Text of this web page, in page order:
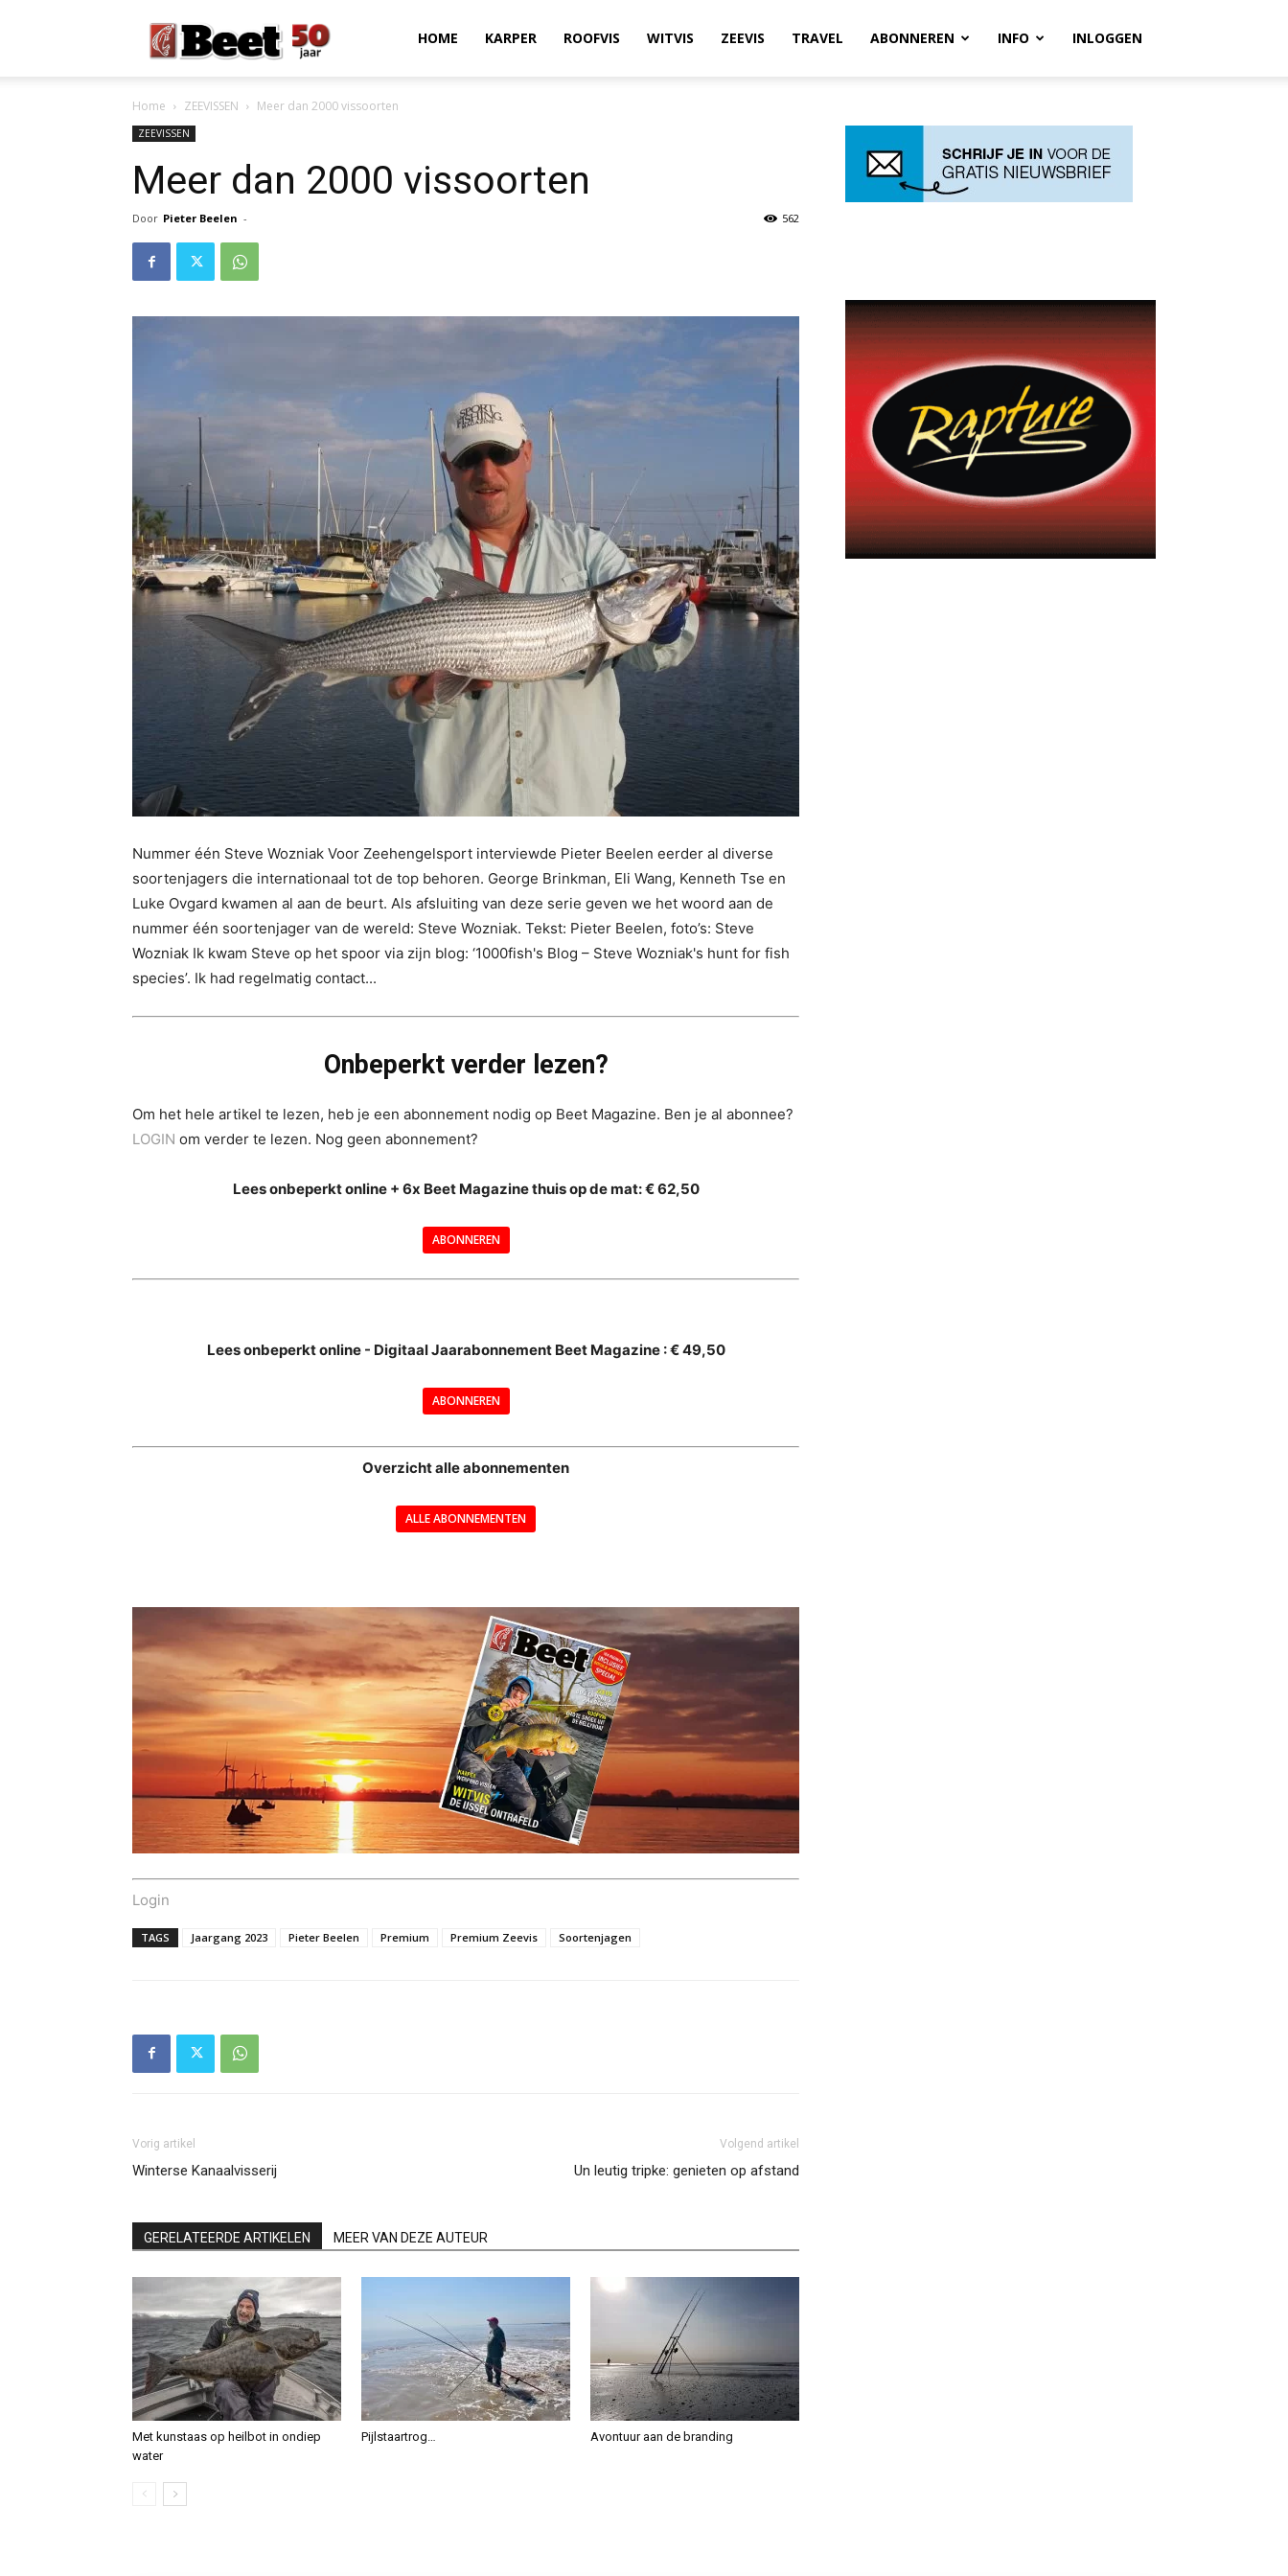
Magazine
HOME KARPER ROOFVIS WITVIS ZEEVIS TRAVEL ABONNEREN INFO INLOGGEN
Home ZEEVISSEN Meer dan 2000 vissoorten
ZEEVISSEN
Meer dan 2000 vissoorten
Door Pieter Beelen - 562
Nummer één Steve Wozniak Voor Zeehengelsport interviewde Pieter Beelen eerder al diverse
soortenjagers die internationaal tot de top behoren. George Brinkman, Eli Wang, Kenneth Tse en
Luke Ovgard kwamen al aan de beurt. Als afsluiting van deze serie geven we het woord aan de
nummer één soortenjager van de wereld: Steve Wozniak. Tekst: Pieter Beelen, foto’s: Steve
Wozniak Ik kwam Steve op het spoor via zijn blog: ‘1000fish's Blog – Steve Wozniak's hunt for fish
species’. Ik had regelmatig contact...
Onbeperkt verder lezen?
Om het hele artikel te lezen, heb je een abonnement nodig op Beet Magazine. Ben je al abonnee?
LOGIN om verder te lezen. Nog geen abonnement?
Lees onbeperkt online + 6x Beet Magazine thuis op de mat: € 62,50
ABONNEREN
Lees onbeperkt online - Digitaal Jaarabonnement Beet Magazine : € 49,50
ABONNEREN
Overzicht alle abonnementen
ALLE ABONNEMENTEN
Login
TAGS Jaargang 2023 Pieter Beelen Premium Premium Zeevis Soortenjagen
Vorig artikel
Winterse Kanaalvisserij
Volgend artikel
Un leutig tripke: genieten op afstand
GERELATEERDE ARTIKELEN MEER VAN DEZE AUTEUR
Met kunstaas op heilbot in ondiep
water
Pijlstaartrog… Avontuur aan de branding